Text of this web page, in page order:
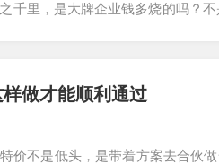
千里，是大牌企业钱多烧的吗？
做才能顺利通过
价不是低头，是带着方案去合伙